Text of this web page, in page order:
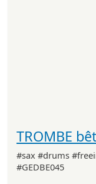
TROMBE
#sax #drums
#GEDBE045